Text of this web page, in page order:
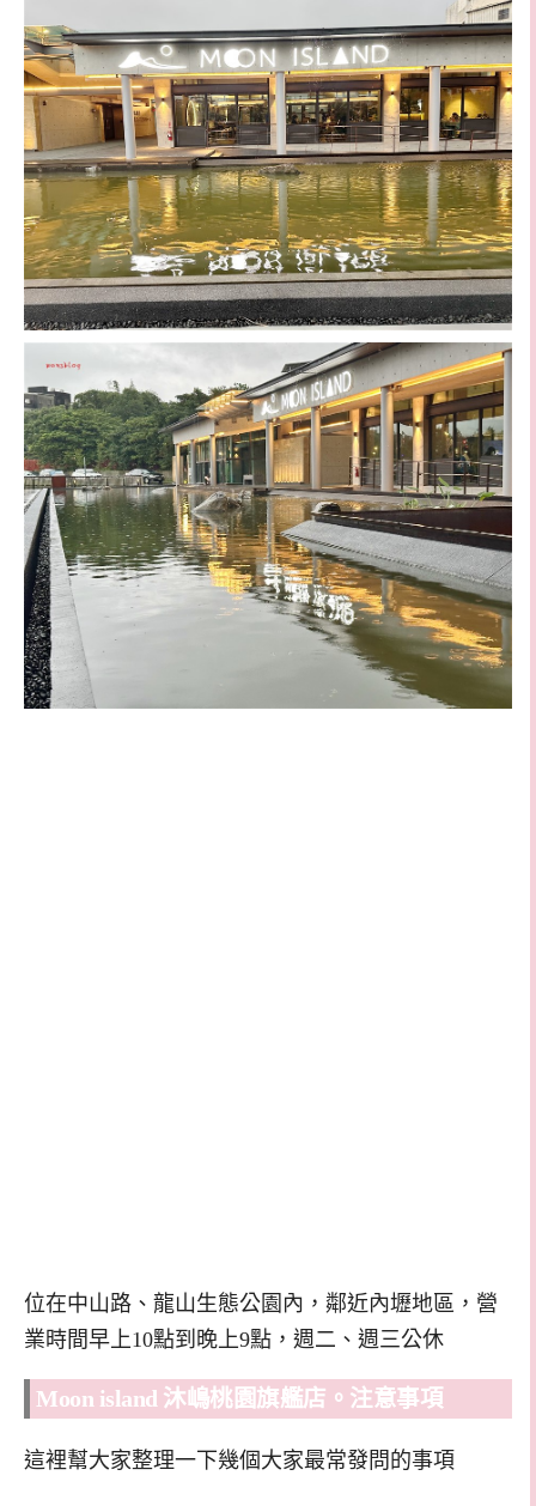
位在中山路、龍山生態公園內，鄰近內壢地區，營
業時間早上10點到晚上9點，週二、週三公休
Moon island 沐嶋桃園旗艦店。注意事項
這裡幫大家整理一下幾個大家最常發問的事項